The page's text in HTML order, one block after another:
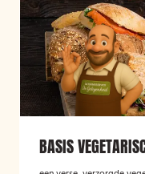
BASIS